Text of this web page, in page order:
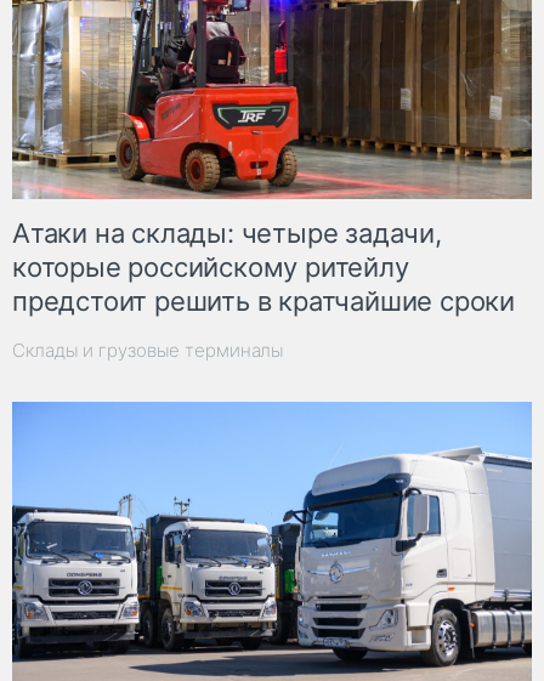
Атаки на склады: четыре задачи,
которые российскому ритейлу
предстоит решить в кратчайшие сроки
Склады и грузовые терминалы